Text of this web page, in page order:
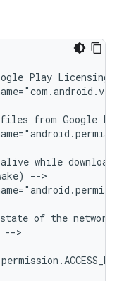
Play Licensing
files from Google
alive while
state of the network